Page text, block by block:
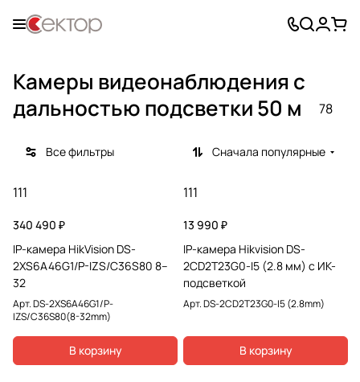
Камеры видеонаблюдения с
дальностью подсветки 50 м
78
Все фильтры Сначала популярные
111
340 490 ₽
IP-камера HikVision DS-
2XS6A46G1/P-IZS/C36S80 8–
32
Арт.DS-2XS6A46G1/P-
IZS/C36S80(8-32mm)
В корзину
111
13 990 ₽
IP-камера Hikvision DS-
2CD2T23G0-I5 (2.8 мм) с ИК-
подсветкой
Арт.DS-2CD2T23G0-I5 (2.8mm)
В корзину